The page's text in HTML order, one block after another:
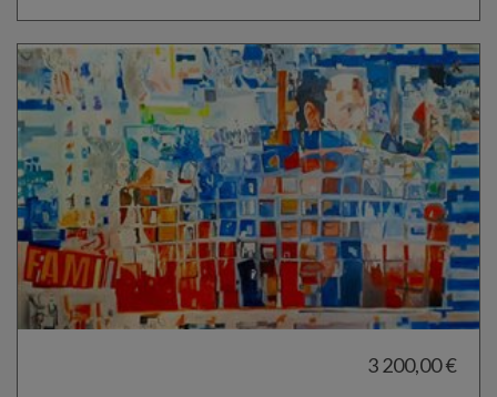
3 200,00 €